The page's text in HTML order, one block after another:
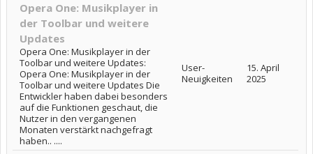
Opera One: Musikplayer in
der Toolbar und weitere
Updates
Opera One: Musikplayer in der
Toolbar und weitere Updates:
Opera One: Musikplayer in der
Toolbar und weitere Updates Die
Entwickler haben dabei besonders
auf die Funktionen geschaut, die
Nutzer in den vergangenen
Monaten verstärkt nachgefragt
haben.. ....
User-
Neuigkeiten
15. April
2025